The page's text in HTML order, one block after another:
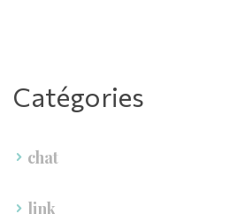
Catégorie
chat
link